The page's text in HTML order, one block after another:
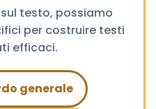
testo, possiamo
per costruire testi
efficaci.
generale